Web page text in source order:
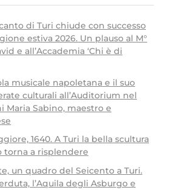
di Turi chiude con successo
estiva 2026. Un plauso al M°
e all’Accademia ‘Chi è di
musicale napoletana e il suo
culturali all’Auditorium nel
Maria Sabino, maestro e
1640. A Turi la bella scultura
torna a risplendere
un quadro del Seicento a Turi.
l’Aquila degli Asburgo e